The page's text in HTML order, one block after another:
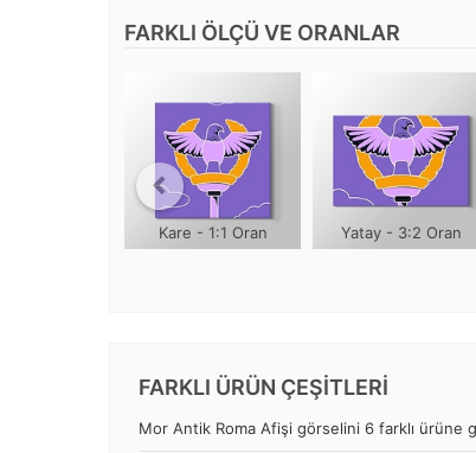
FARKLI ÖLÇÜ VE ORANLAR
Kare - 1:1 Oran Yatay - 3:2 Oran
FARKLI ÜRÜN ÇEŞİTLERİ
Mor Antik Roma Afişi görselini 6 farklı ürüne